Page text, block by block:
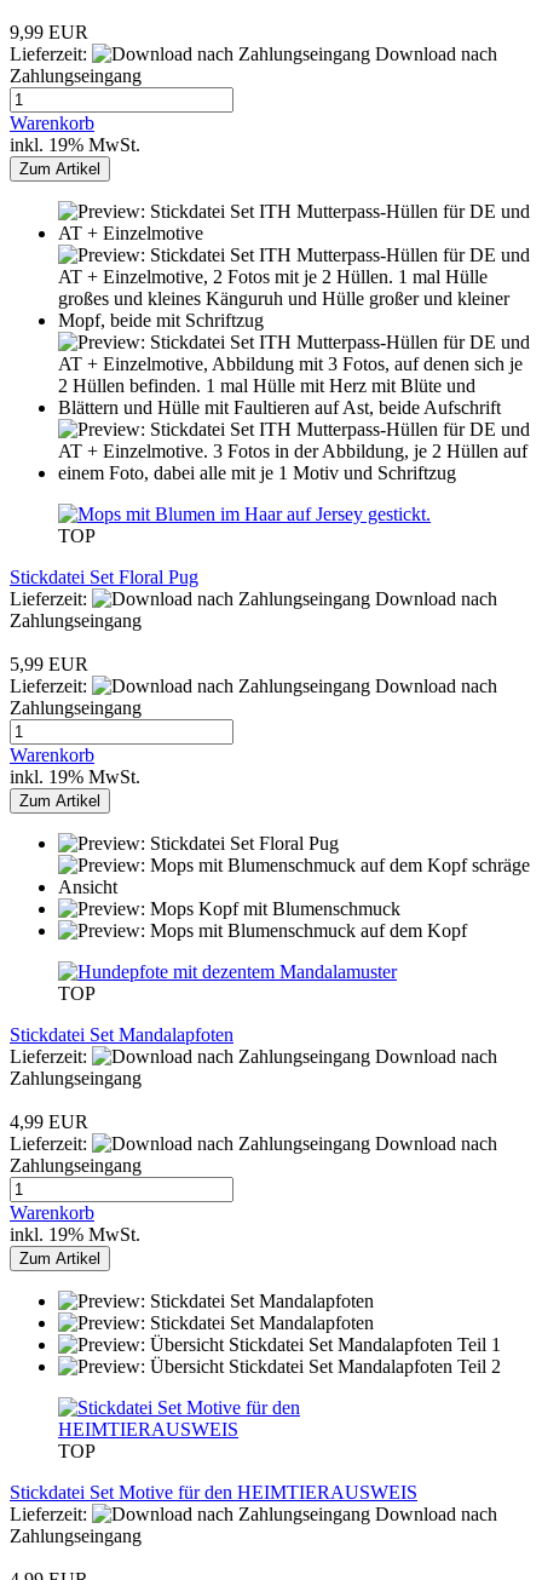
9,99 EUR
Lieferzeit:
Download nach
Zahlungseingang
Warenkorb
inkl. 19% MwSt.
Zum Artikel
TOP
Stickdatei Set Floral Pug
Lieferzeit:
Download nach
Zahlungseingang
5,99 EUR
Lieferzeit:
Download nach
Zahlungseingang
Warenkorb
inkl. 19% MwSt.
Zum Artikel
TOP
Stickdatei Set Mandalapfoten
Lieferzeit:
Download nach
Zahlungseingang
4,99 EUR
Lieferzeit:
Download nach
Zahlungseingang
Warenkorb
inkl. 19% MwSt.
Zum Artikel
TOP
Stickdatei Set Motive für den HEIMTIERAUSWEIS
Lieferzeit:
Download nach
Zahlungseingang